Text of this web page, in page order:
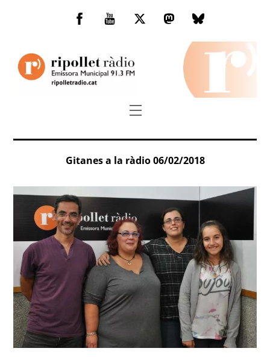
Facebook
You
TwitterMastodonBluesky
Menu
Gitanes a la ràdio 06/02/2018